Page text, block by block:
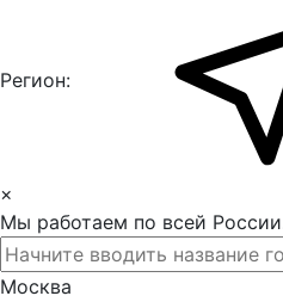
Регион:
×
Мы работаем по всей
Москва